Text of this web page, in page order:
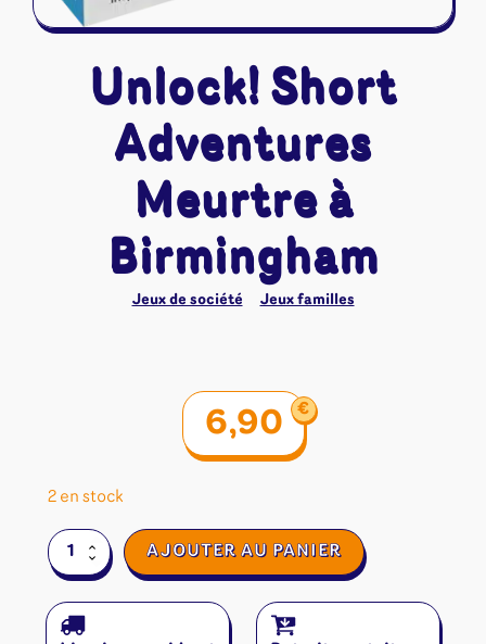
Unlock! Short
Adventures
Meurtre à
Birmingham
Jeux de société Jeux familles
6,90 €
2 en stock
quantité
de
Short
Adventures
AJOUTER AU PANIER